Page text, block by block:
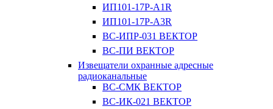
ИП101-17Р-A1R
ИП101-17Р-A3R
ВС-ИПР-031 ВЕКТОР
ВС-ПИ ВЕКТОР
Извещатели охранные адресные
радиоканальные
ВС-СМК ВЕКТОР
ВС-ИК-021 ВЕКТОР